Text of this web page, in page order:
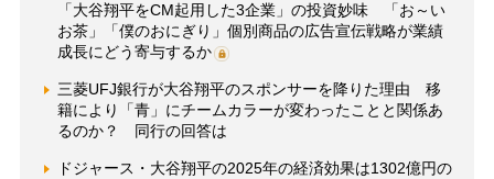
「大谷翔平をCM起用した3企業」の投資妙味 「お～い
お茶」「僕のおにぎり」個別商品の広告宣伝戦略が業績
成長にどう寄与するか
三菱UFJ銀行が大谷翔平のスポンサーを降りた理由 移
籍により「青」にチームカラーが変わったことと関係あ
るのか？ 同行の回答は
ドジャース・大谷翔平の2025年の経済効果は1302億円の